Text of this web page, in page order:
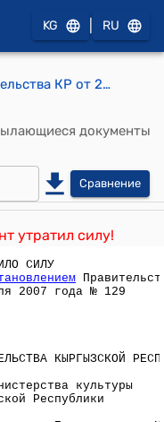
KG RU
Постановление Правительства КР от 23 декабря 2005 года №608 " Вопросы Министерства культуры Кыргызской Республики"
документы
Сравнение
утратил силу!